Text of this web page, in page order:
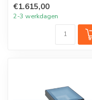
vertrek ...
€1.615,00
2-3 werkdagen